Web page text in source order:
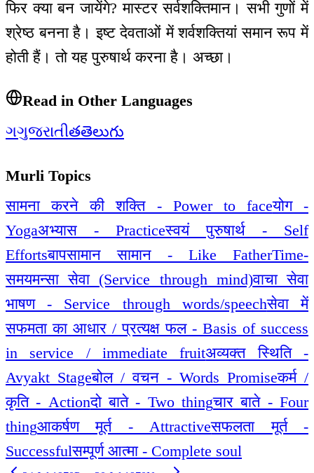
फिर क्या बन जायेंगे? मास्टर सर्वशक्तिमान। सभी गुणों में
श्रेष्ठ बनना है। इष्ट देवताओं में शर्वशक्तियां समान रूप में
होती हैं। तो यह पुरुषार्थ करना है। अच्छा।
Read in Other Languages
ગગુજરાતીతతెలుగు
Murli Topics
सामना करने की शक्ति - Power to faceयोग -
Yogaअभ्यास - Practiceस्वयं पुरुषार्थ - Self
Effortsबापसामान सामान - Like FatherTime-
समयमन्सा सेवा (Service through mind)वाचा सेवा
भाषण - Service through words/speechसेवा में
सफमता का आधार / प्रत्यक्ष फल - Basis of success
in service / immediate fruitअव्यक्त स्थिति -
Avyakt Stageबोल / वचन - Words Promiseकर्म /
कृति - Actionदो बाते - Two thingचार बाते - Four
thingआकर्षण मूर्त - Attractiveसफलता मूर्त -
Successfulसम्पूर्ण आत्मा - Complete soul